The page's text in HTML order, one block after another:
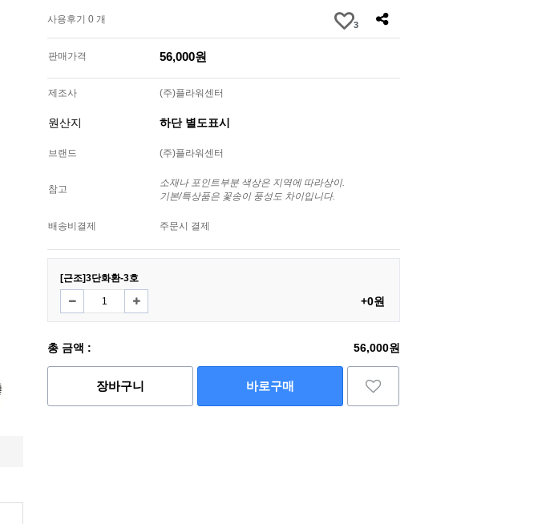
사용후기 0 개 3
판매가격 56,000원
제조사 (주)플라워센터
원산지 하단 별도표시
브랜드 (주)플라워센터
참고
소재나 포인트부분 색상은 지역에 따라상이.
기본/특상품은 꽃송이 풍성도 차이입니다.
배송비결제 주문시 결제
[근조]3단화환-3호
+0원
총 금액 : 56,000원
장바구니 바로구매